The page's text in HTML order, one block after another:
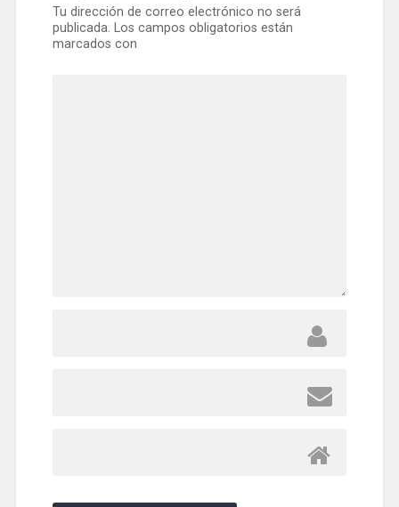
Tu dirección de correo electrónico no será
publicada. Los campos obligatorios están
marcados con